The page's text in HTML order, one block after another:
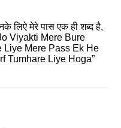
लिऐ मेरे पास एक ही शब्द है,
Jo Viyakti Mere Bure
Liye Mere Pass Ek He
Tumhare Liye Hoga”